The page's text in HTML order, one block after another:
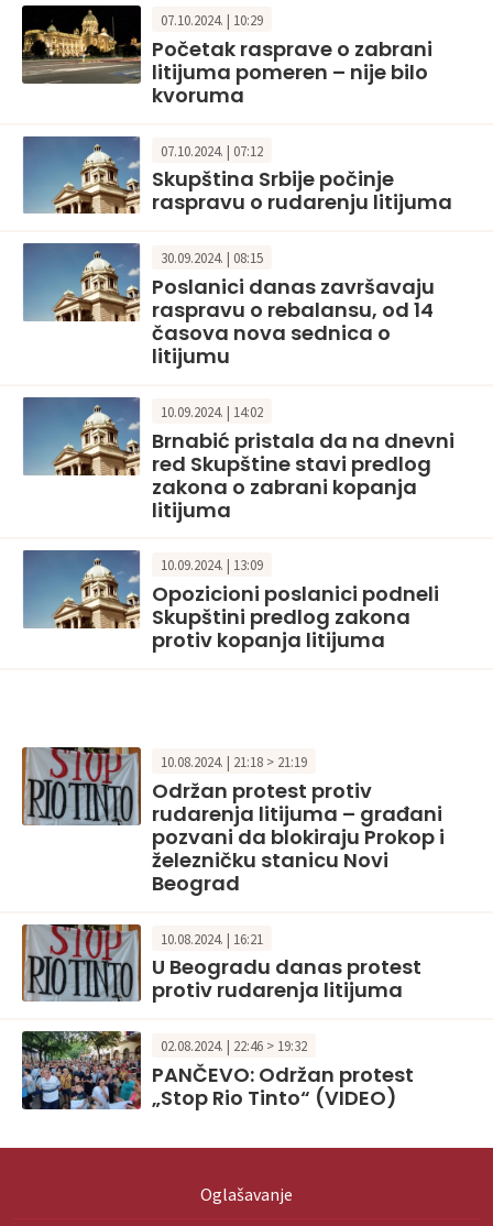
07.10.2024. | 10:29
Početak rasprave o zabrani
litijuma pomeren – nije bilo
kvoruma
07.10.2024. | 07:12
Skupština Srbije počinje
raspravu o rudarenju litijuma
30.09.2024. | 08:15
Poslanici danas završavaju
raspravu o rebalansu, od 14
časova nova sednica o
litijumu
10.09.2024. | 14:02
Brnabić pristala da na dnevni
red Skupštine stavi predlog
zakona o zabrani kopanja
litijuma
10.09.2024. | 13:09
Opozicioni poslanici podneli
Skupštini predlog zakona
protiv kopanja litijuma
10.08.2024. | 21:18 > 21:19
Održan protest protiv
rudarenja litijuma – građani
pozvani da blokiraju Prokop i
železničku stanicu Novi
Beograd
10.08.2024. | 16:21
U Beogradu danas protest
protiv rudarenja litijuma
02.08.2024. | 22:46 > 19:32
PANČEVO: Održan protest
„Stop Rio Tinto“ (VIDEO)
Oglašavanje